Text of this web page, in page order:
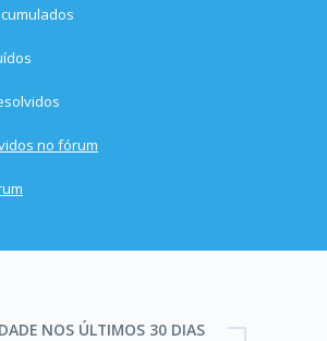
no fórum
NOS ÚLTIMOS 30 DIAS